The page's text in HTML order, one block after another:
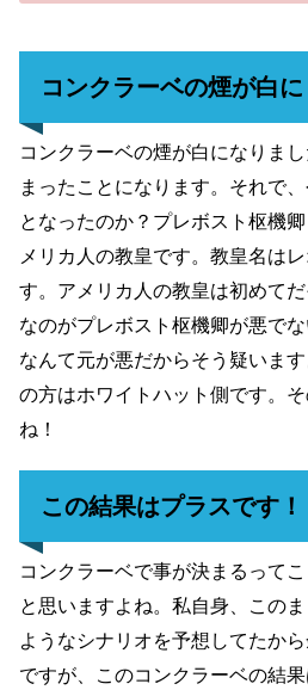
コンクラーベの煙が白に
コンクラーベの煙が白になりま
まったことになります。それで
となったのか？プレボスト枢機
メリカ人の教皇です。教皇名は
す。アメリカ人の教皇は初めて
なのがプレボスト枢機卿が悪で
なんて元が悪だからそう疑いま
の方はホワイトハット側です。
ね！
この結果はプラスです！
コンクラーベで事が決まるって
と思いますよね。私自身、この
ようなシナリオを予想してたから
ですが、このコンクラーベの結